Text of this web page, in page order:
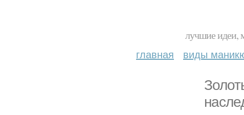
лучшие идеи,
главная виды